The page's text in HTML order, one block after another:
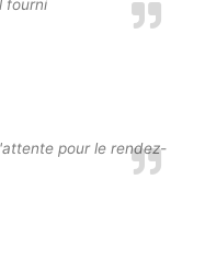
fourni
pour le rendez-